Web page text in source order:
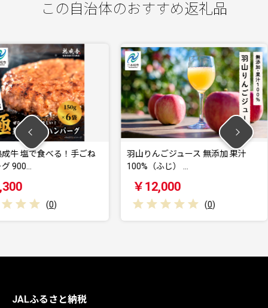
この自治体のおすすめ返礼品
！手ごね
)
羽山りんごジュース 無添加 果汁
100%（ふじ） …
(0 )
令和7年
JALふるさと納税